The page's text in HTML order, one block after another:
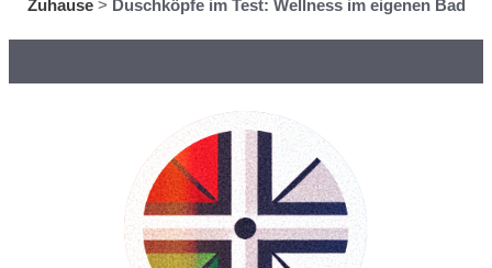
Zuhause> Duschköpfe im Test: Wellness im eigenen Bad